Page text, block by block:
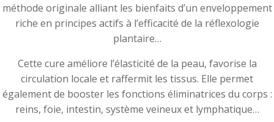
méthode originale alliant les bienfaits d’un enveloppement
riche en principes actifs à l’efficacité de la réflexologie
plantaire…
Cette cure améliore l’élasticité de la peau, favorise la
circulation locale et raffermit les tissus. Elle permet
également de booster les fonctions éliminatrices du corps :
reins, foie, intestin, système veineux et lymphatique…